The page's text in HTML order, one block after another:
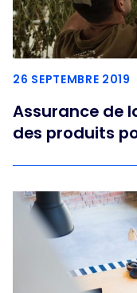
26 SEPTEMBRE 2019
Assurance de
des produits